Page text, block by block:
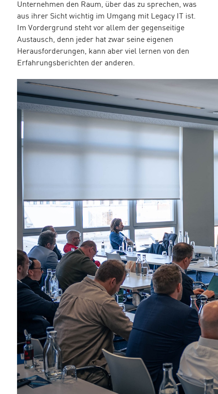
Unternehmen den Raum, über das zu sprechen, was
aus ihrer Sicht wichtig im Umgang mit Legacy IT ist.
Im Vordergrund steht vor allem der gegenseitige
Austausch, denn jeder hat zwar seine eigenen
Herausforderungen, kann aber viel lernen von den
Erfahrungsberichten der anderen.